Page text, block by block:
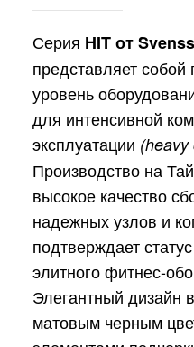
Серия HIT от
представляет
уровень
для интенсивной
эксплуатации (heavy
Производство на
высокое качество
надежных узлов и
подтверждает
элитного фитнес-
Элегантный дизайн
матовым черным